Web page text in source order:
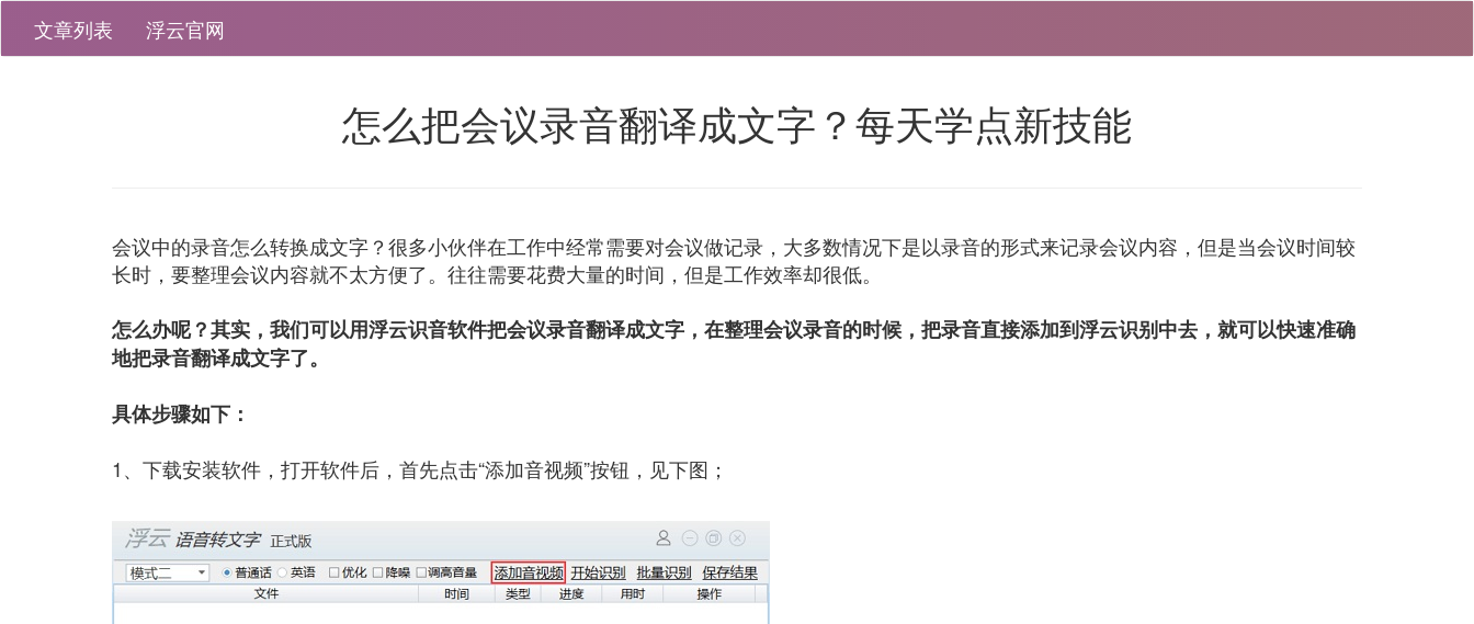
文章列表 浮云官网
怎么把会议录音翻译成文字？每天学点新技能
会议中的录音怎么转换成文字？很多小伙伴在工作中经常需要对会议做记录，大多数情况下是以录音的形式来记录会议内容，但是当会议时间较
长时，要整理会议内容就不太方便了。往往需要花费大量的时间，但是工作效率却很低。
怎么办呢？其实，我们可以用浮云识音软件把会议录音翻译成文字，在整理会议录音的时候，把录音直接添加到浮云识别中去，就可以快速准确
地把录音翻译成文字了。
具体步骤如下：
1、下载安装软件，打开软件后，首先点击“添加音视频”按钮，见下图；